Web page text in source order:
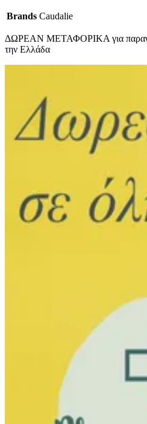
Brands Caudalie
ΔΩΡΕΑΝ ΜΕΤΑΦΟΡΙΚΑ για
την Ελλάδα